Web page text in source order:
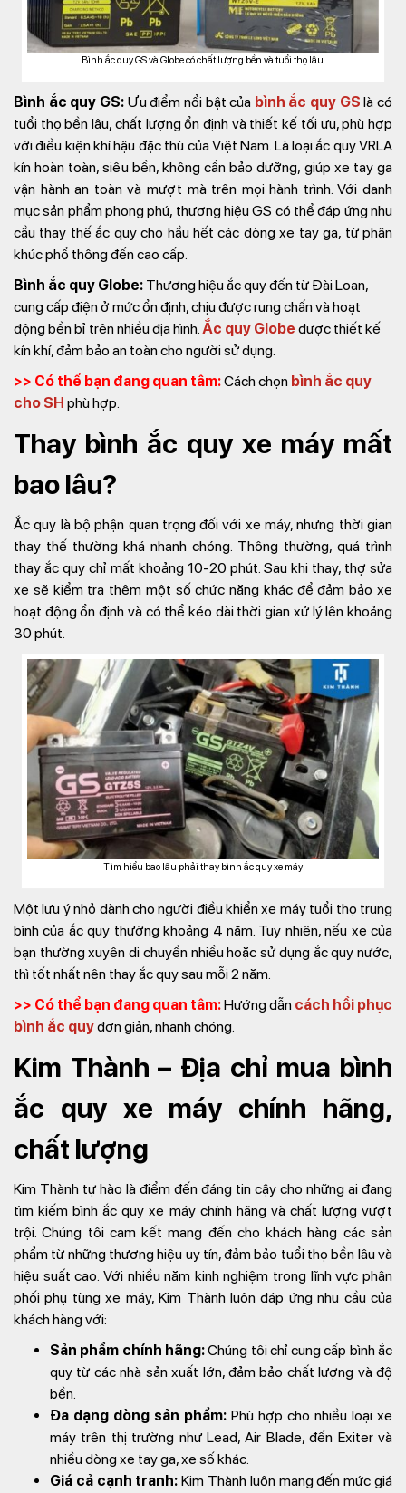
Bình ắc quy GS và Globe có chất lượng bền và tuổi thọ lâu
Bình ắc quy GS:Ưu điểm nổi bật của bình ắc quy GS là có
tuổi thọ bền lâu, chất lượng ổn định và thiết kế tối ưu, phù hợp
với điều kiện khí hậu đặc thù của Việt Nam. Là loại ắc quy VRLA
kín hoàn toàn, siêu bền, không cần bảo dưỡng, giúp xe tay ga
vận hành an toàn và mượt mà trên mọi hành trình. Với danh
mục sản phẩm phong phú, thương hiệu GS có thể đáp ứng nhu
cầu thay thế ắc quy cho hầu hết các dòng xe tay ga, từ phân
khúc phổ thông đến cao cấp.
Bình ắc quy Globe: Thương hiệu ắc quy đến từ Đài Loan,
cung cấp điện ở mức ổn định, chịu được rung chấn và hoạt
động bền bỉ trên nhiều địa hình. Ắc quy Globe được thiết kế
kín khí, đảm bảo an toàn cho người sử dụng.
>> Có thể bạn đang quan tâm:Cách chọn bình ắc quy
cho SH phù hợp.
Thay bình ắc quy xe máy mất
bao lâu?
Ắc quy là bộ phận quan trọng đối với xe máy, nhưng thời gian
thay thế thường khá nhanh chóng. Thông thường, quá trình
thay ắc quy chỉ mất khoảng 10-20 phút. Sau khi thay, thợ sửa
xe sẽ kiểm tra thêm một số chức năng khác để đảm bảo xe
hoạt động ổn định và có thể kéo dài thời gian xử lý lên khoảng
30 phút.
Tìm hiểu bao lâu phải thay bình ắc quy xe máy
Một lưu ý nhỏ dành cho người điều khiển xe máy tuổi thọ trung
bình của ắc quy thường khoảng 4 năm. Tuy nhiên, nếu xe của
bạn thường xuyên di chuyển nhiều hoặc sử dụng ắc quy nước,
thì tốt nhất nên thay ắc quy sau mỗi 2 năm.
>> Có thể bạn đang quan tâm:Hướng dẫn cách hồi phục
bình ắc quyđơn giản, nhanh chóng.
Kim Thành – Địa chỉ mua bình
ắc quy xe máy chính hãng,
chất lượng
Kim Thành tự hào là điểm đến đáng tin cậy cho những ai đang
tìm kiếm bình ắc quy xe máy chính hãng và chất lượng vượt
trội. Chúng tôi cam kết mang đến cho khách hàng các sản
phẩm từ những thương hiệu uy tín, đảm bảo tuổi thọ bền lâu và
hiệu suất cao. Với nhiều năm kinh nghiệm trong lĩnh vực phân
phối phụ tùng xe máy, Kim Thành luôn đáp ứng nhu cầu của
khách hàng với:
Sản phẩm chính hãng:Chúng tôi chỉ cung cấp bình ắc
quy từ các nhà sản xuất lớn, đảm bảo chất lượng và độ
bền.
Đa dạng dòng sản phẩm: Phù hợp cho nhiều loại xe
máy trên thị trường như Lead, Air Blade, đến Exiter và
nhiều dòng xe tay ga, xe số khác.
Giá cả cạnh tranh: Kim Thành luôn mang đến mức giá